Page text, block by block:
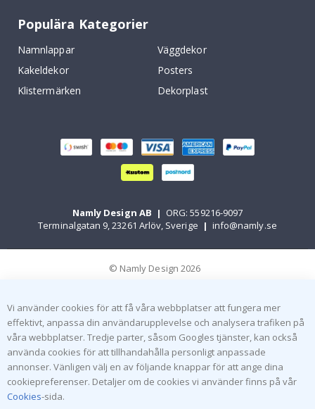
Populära Kategorier
Namnlappar
Väggdekor
Kakeldekor
Posters
Klistermärken
Dekorplast
Namly Design AB | ORG: 559216-9097
Terminalgatan 9, 23261 Arlöv, Sverige | info@namly.se
© Namly Design 2026
Vi använder cookies för att få våra webbplatser att fungera mer
effektivt, anpassa din användarupplevelse och analysera trafiken på
våra webbplatser. Tredje parter, såsom Googles tjänster, kan också
använda cookies för att tillhandahålla personligt anpassade
annonser. Vänligen välj en av följande knappar för att ange dina
cookiepreferenser. Detaljer om de cookies vi använder finns på vår
Cookies-sida.